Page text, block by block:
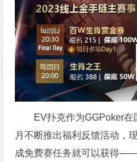
EV扑克作为GGPoker
月不断推出福利反馈活动，
成免费赛任务就可以获得